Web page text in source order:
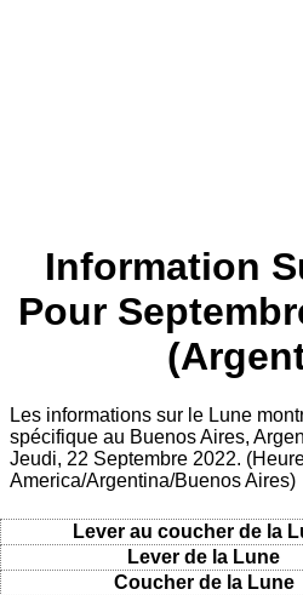
Information
Pour
Les informations sur le Lune
spécifique au Buenos Aires,
Jeudi, 22 Septembre 2022.
America/Argentina/Buenos Aires)
Lever au coucher de la
Lever de la Lune
Coucher de la Lune